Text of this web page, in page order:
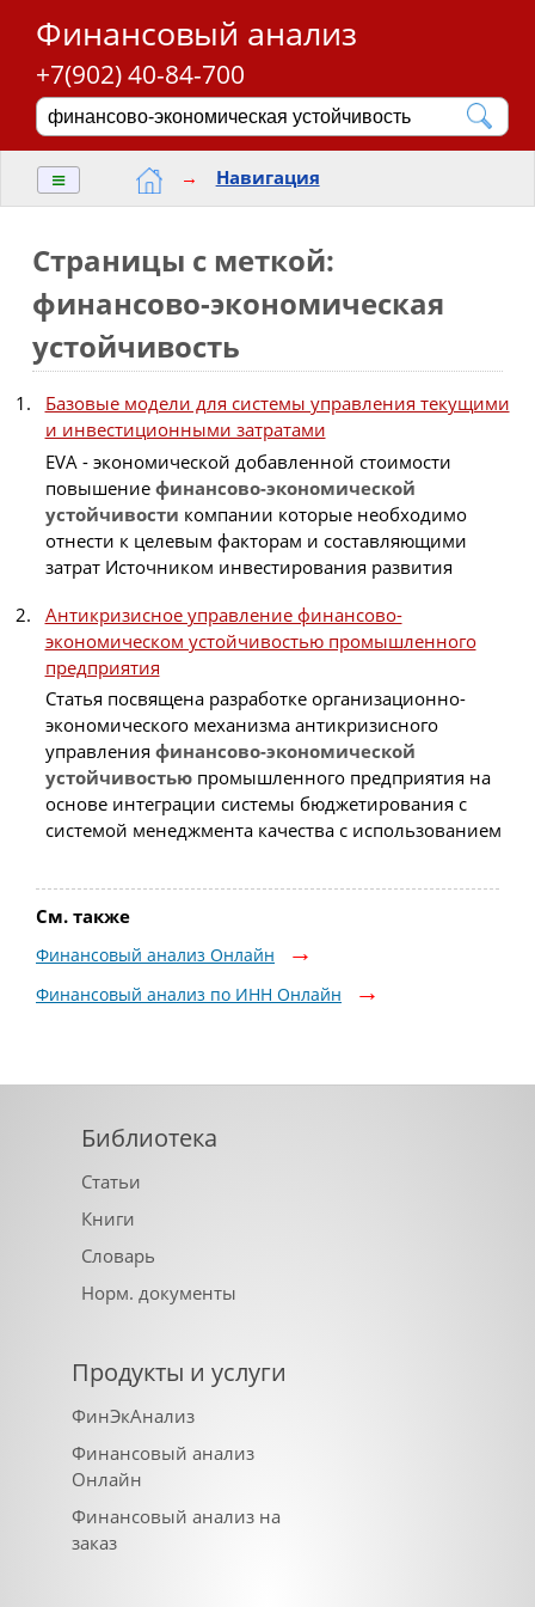
Финансовый анализ
+7(902) 40-84-700
≡ → Навигация
Страницы с меткой:
финансово-экономическая
устойчивость
Базовые модели для системы управления текущими
и инвестиционными затратами
EVA - экономической добавленной стоимости
повышение финансово-экономической
устойчивости компании которые необходимо
отнести к целевым факторам и составляющими
затрат Источником инвестирования развития
Антикризисное управление финансово-
экономическом устойчивостью промышленного
предприятия
Статья посвящена разработке организационно-
экономического механизма антикризисного
управления финансово-экономической
устойчивостьюпромышленного предприятия на
основе интеграции системы бюджетирования с
системой менеджмента качества с использованием
См. также
Финансовый анализ Онлайн
Финансовый анализ по ИНН Онлайн
Библиотека
Статьи
Книги
Словарь
Норм. документы
Продукты и услуги
ФинЭкАнализ
Финансовый анализ
Онлайн
Финансовый анализ на
заказ